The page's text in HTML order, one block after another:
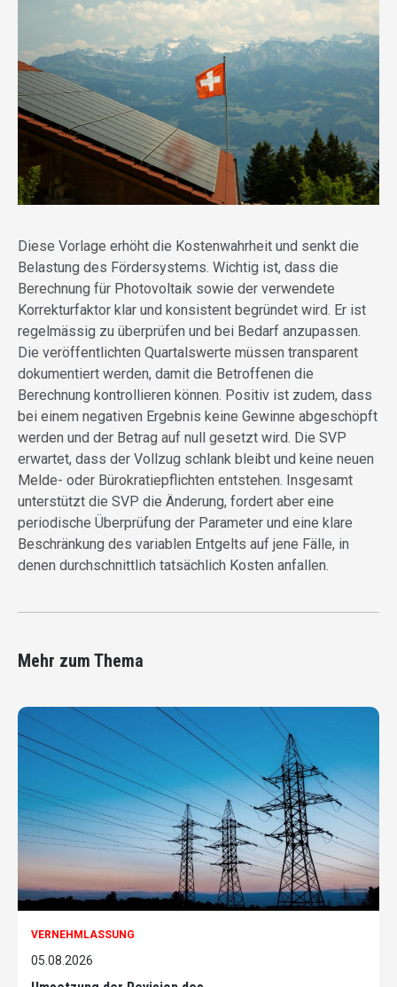
Diese Vorlage erhöht die Kostenwahrheit und senkt die
Belastung des Fördersystems. Wichtig ist, dass die
Berechnung für Photovoltaik sowie der verwendete
Korrekturfaktor klar und konsistent begründet wird. Er ist
regelmässig zu überprüfen und bei Bedarf anzupassen.
Die veröffentlichten Quartalswerte müssen transparent
dokumentiert werden, damit die Betroffenen die
Berechnung kontrollieren können. Positiv ist zudem, dass
bei einem negativen Ergebnis keine Gewinne abgeschöpft
werden und der Betrag auf null gesetzt wird. Die SVP
erwartet, dass der Vollzug schlank bleibt und keine neuen
Melde- oder Bürokratiepflichten entstehen. Insgesamt
unterstützt die SVP die Änderung, fordert aber eine
periodische Überprüfung der Parameter und eine klare
Beschränkung des variablen Entgelts auf jene Fälle, in
denen durchschnittlich tatsächlich Kosten anfallen.
Mehr zum Thema
VERNEHMLASSUNG
05.08.2026